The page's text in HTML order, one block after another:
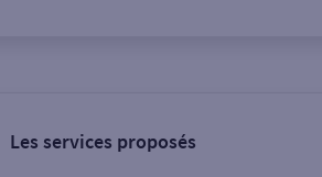
Les services proposés